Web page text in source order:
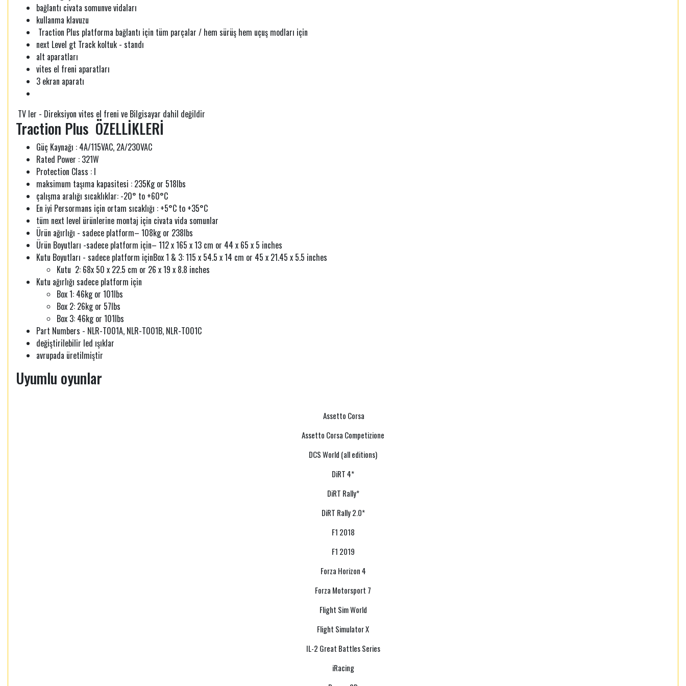
bağlantı civata somunve vidaları
kullanma klavuzu
Traction Plus platforma bağlantı için tüm parçalar / hem sürüş hem uçuş modları için
next Level gt Track koltuk - standı
alt aparatları
vites el freni aparatları
3 ekran aparatı
TV ler - Direksiyon vites el freni ve Bilgisayar dahil değildir
Traction Plus ÖZELLİKLERİ
Güç Kaynağı : 4A/115VAC, 2A/230VAC
Rated Power : 321W
Protection Class : I
maksimum taşıma kapasitesi : 235Kg or 518lbs
çalışma aralığı sıcaklıklar: -20° to +60°C
En iyi Persormans için ortam sıcaklığı : +5°C to +35°C
tüm next level ürünlerine montaj için civata vida somunlar
Ürün ağırlığı - sadece platform– 108kg or 238lbs
Ürün Boyutları -sadece platform için– 112 x 165 x 13 cm or 44 x 65 x 5 inches
Kutu Boyutları - sadece platform içinBox 1 & 3: 115 x 54.5 x 14 cm or 45 x 21.45 x 5.5 inches
Kutu 2: 68x 50 x 22.5 cm or 26 x 19 x 8.8 inches
Kutu ağırlığı sadece platform için
Box 1: 46kg or 101lbs
Box 2: 26kg or 57lbs
Box 3: 46kg or 101lbs
Part Numbers - NLR-T001A, NLR-T001B, NLR-T001C
değiştirilebilir led ışıklar
avrupada üretilmiştir
Uyumlu oyunlar
Assetto Corsa
Assetto Corsa Competizione
DCS World (all editions)
DiRT 4*
DiRT Rally*
DiRT Rally 2.0*
F1 2018
F1 2019
Forza Horizon 4
Forza Motorsport 7
Flight Sim World
Flight Simulator X
IL-2 Great Battles Series
iRacing